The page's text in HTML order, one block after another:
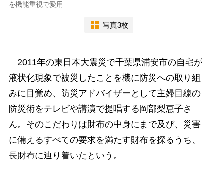
を機能重視で愛用
写真3枚
2011年の東日本大震災で千葉県浦安市の自宅が
液状化現象で被災したことを機に防災への取り組
みに目覚め、防災アドバイザーとして主婦目線の
防災術をテレビや講演で提唱する岡部梨恵子さ
ん。そのこだわりは財布の中身にまで及び、災害
に備えるすべての要求を満たす財布を探るうち、
長財布に辿り着いたという。